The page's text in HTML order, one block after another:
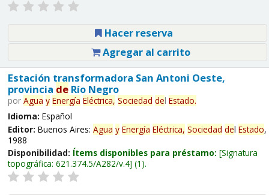
Hacer reserva
Agregar al carrito
Estación transformadora San Antoni Oeste,
provincia deRío Negro
por Agua y Energía Eléctrica, Sociedad del Estado.
Idioma: Español
Editor: Buenos Aires: Agua y Energía Eléctrica, Sociedad del Estado,
1988
Disponibilidad: Ítems disponibles para préstamo: Signatura
topográfica: 621.374.5/A282/v.4 (1).